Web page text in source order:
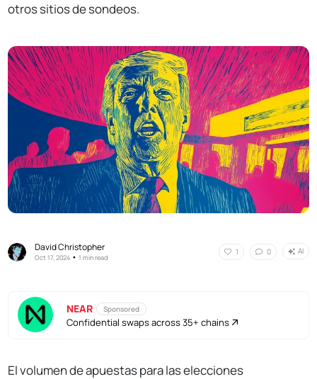
otros sitios de sondeos.
David Christopher
Oct 17, 2024 •1 min read
1 0 AI
NEAR Sponsored
Confidential swaps across 35+ chains
El volumen de apuestas para las elecciones